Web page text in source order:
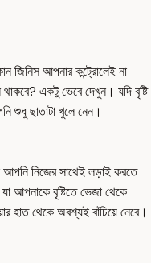
জিনিস আপনার কন্ট্রোলেই না
একটু ভেবে দেখুন। যদি বৃষ্টি
শুধু ছাতাটা খুলে নেন।
নিজের সাথেই লড়াই করতে
আপনাকে বৃষ্টিতে ভেজা থেকে
হাত থেকে অবশ্যই বাঁচিয়ে নেবে।